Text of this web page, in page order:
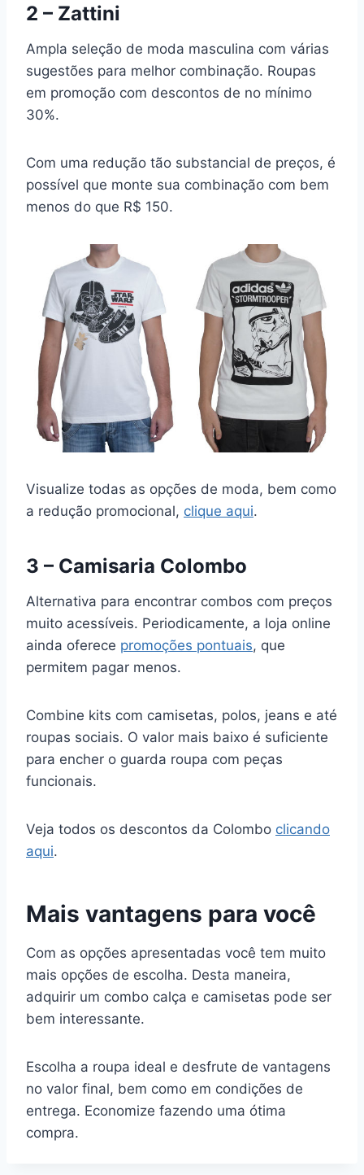
2 – Zattini
Ampla seleção de moda masculina com várias
sugestões para melhor combinação. Roupas
em promoção com descontos de no mínimo
30%.
Com uma redução tão substancial de preços, é
possível que monte sua combinação com bem
menos do que R$ 150.
Visualize todas as opções de moda, bem como
a redução promocional, clique aqui.
3 – Camisaria Colombo
Alternativa para encontrar combos com preços
muito acessíveis. Periodicamente, a loja online
ainda oferece promoções pontuais, que
permitem pagar menos.
Combine kits com camisetas, polos, jeans e até
roupas sociais. O valor mais baixo é suficiente
para encher o guarda roupa com peças
funcionais.
Veja todos os descontos da Colombo clicando
aqui.
Mais vantagens para você
Com as opções apresentadas você tem muito
mais opções de escolha. Desta maneira,
adquirir um combo calça e camisetas pode ser
bem interessante.
Escolha a roupa ideal e desfrute de vantagens
no valor final, bem como em condições de
entrega. Economize fazendo uma ótima
compra.